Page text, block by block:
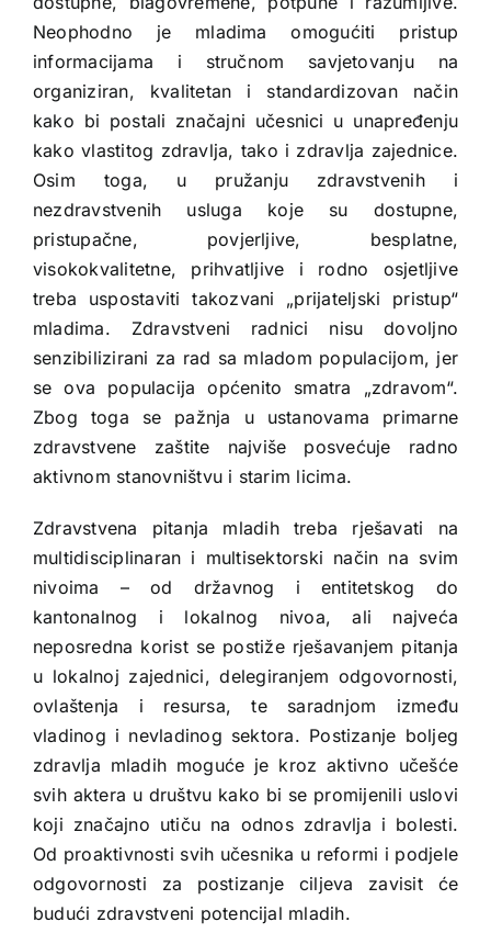
Neophodno je mladima omogućiti pristup
informacijama i stručnom savjetovanju na
organiziran, kvalitetan i standardizovan način
kako bi postali značajni učesnici u unapređenju
kako vlastitog zdravlja, tako i zdravlja zajednice.
Osim toga, u pružanju zdravstvenih i
nezdravstvenih usluga koje su dostupne,
pristupačne, povjerljive, besplatne,
visokokvalitetne, prihvatljive i rodno osjetljive
treba uspostaviti takozvani „prijateljski pristup“
mladima. Zdravstveni radnici nisu dovoljno
senzibilizirani za rad sa mladom populacijom, jer
se ova populacija općenito smatra „zdravom“.
Zbog toga se pažnja u ustanovama primarne
zdravstvene zaštite najviše posvećuje radno
aktivnom stanovništvu i starim licima.
Zdravstvena pitanja mladih treba rješavati na
multidisciplinaran i multisektorski način na svim
nivoima – od državnog i entitetskog do
kantonalnog i lokalnog nivoa, ali najveća
neposredna korist se postiže rješavanjem pitanja
u lokalnoj zajednici, delegiranjem odgovornosti,
ovlaštenja i resursa, te saradnjom između
vladinog i nevladinog sektora. Postizanje boljeg
zdravlja mladih moguće je kroz aktivno učešće
svih aktera u društvu kako bi se promijenili uslovi
koji značajno utiču na odnos zdravlja i bolesti.
Od proaktivnosti svih učesnika u reformi i podjele
odgovornosti za postizanje ciljeva zavisit će
budući zdravstveni potencijal mladih.